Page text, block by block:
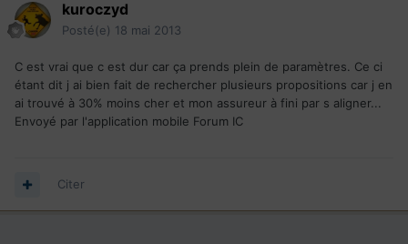
kuroczyd
Posté(e) 18 mai 2013
C est vrai que c est dur car ça prends plein de paramètres. Ce ci
étant dit j ai bien fait de rechercher plusieurs propositions car j en
ai trouvé à 30% moins cher et mon assureur à fini par s aligner...
Envoyé par l'application mobile Forum IC
Citer